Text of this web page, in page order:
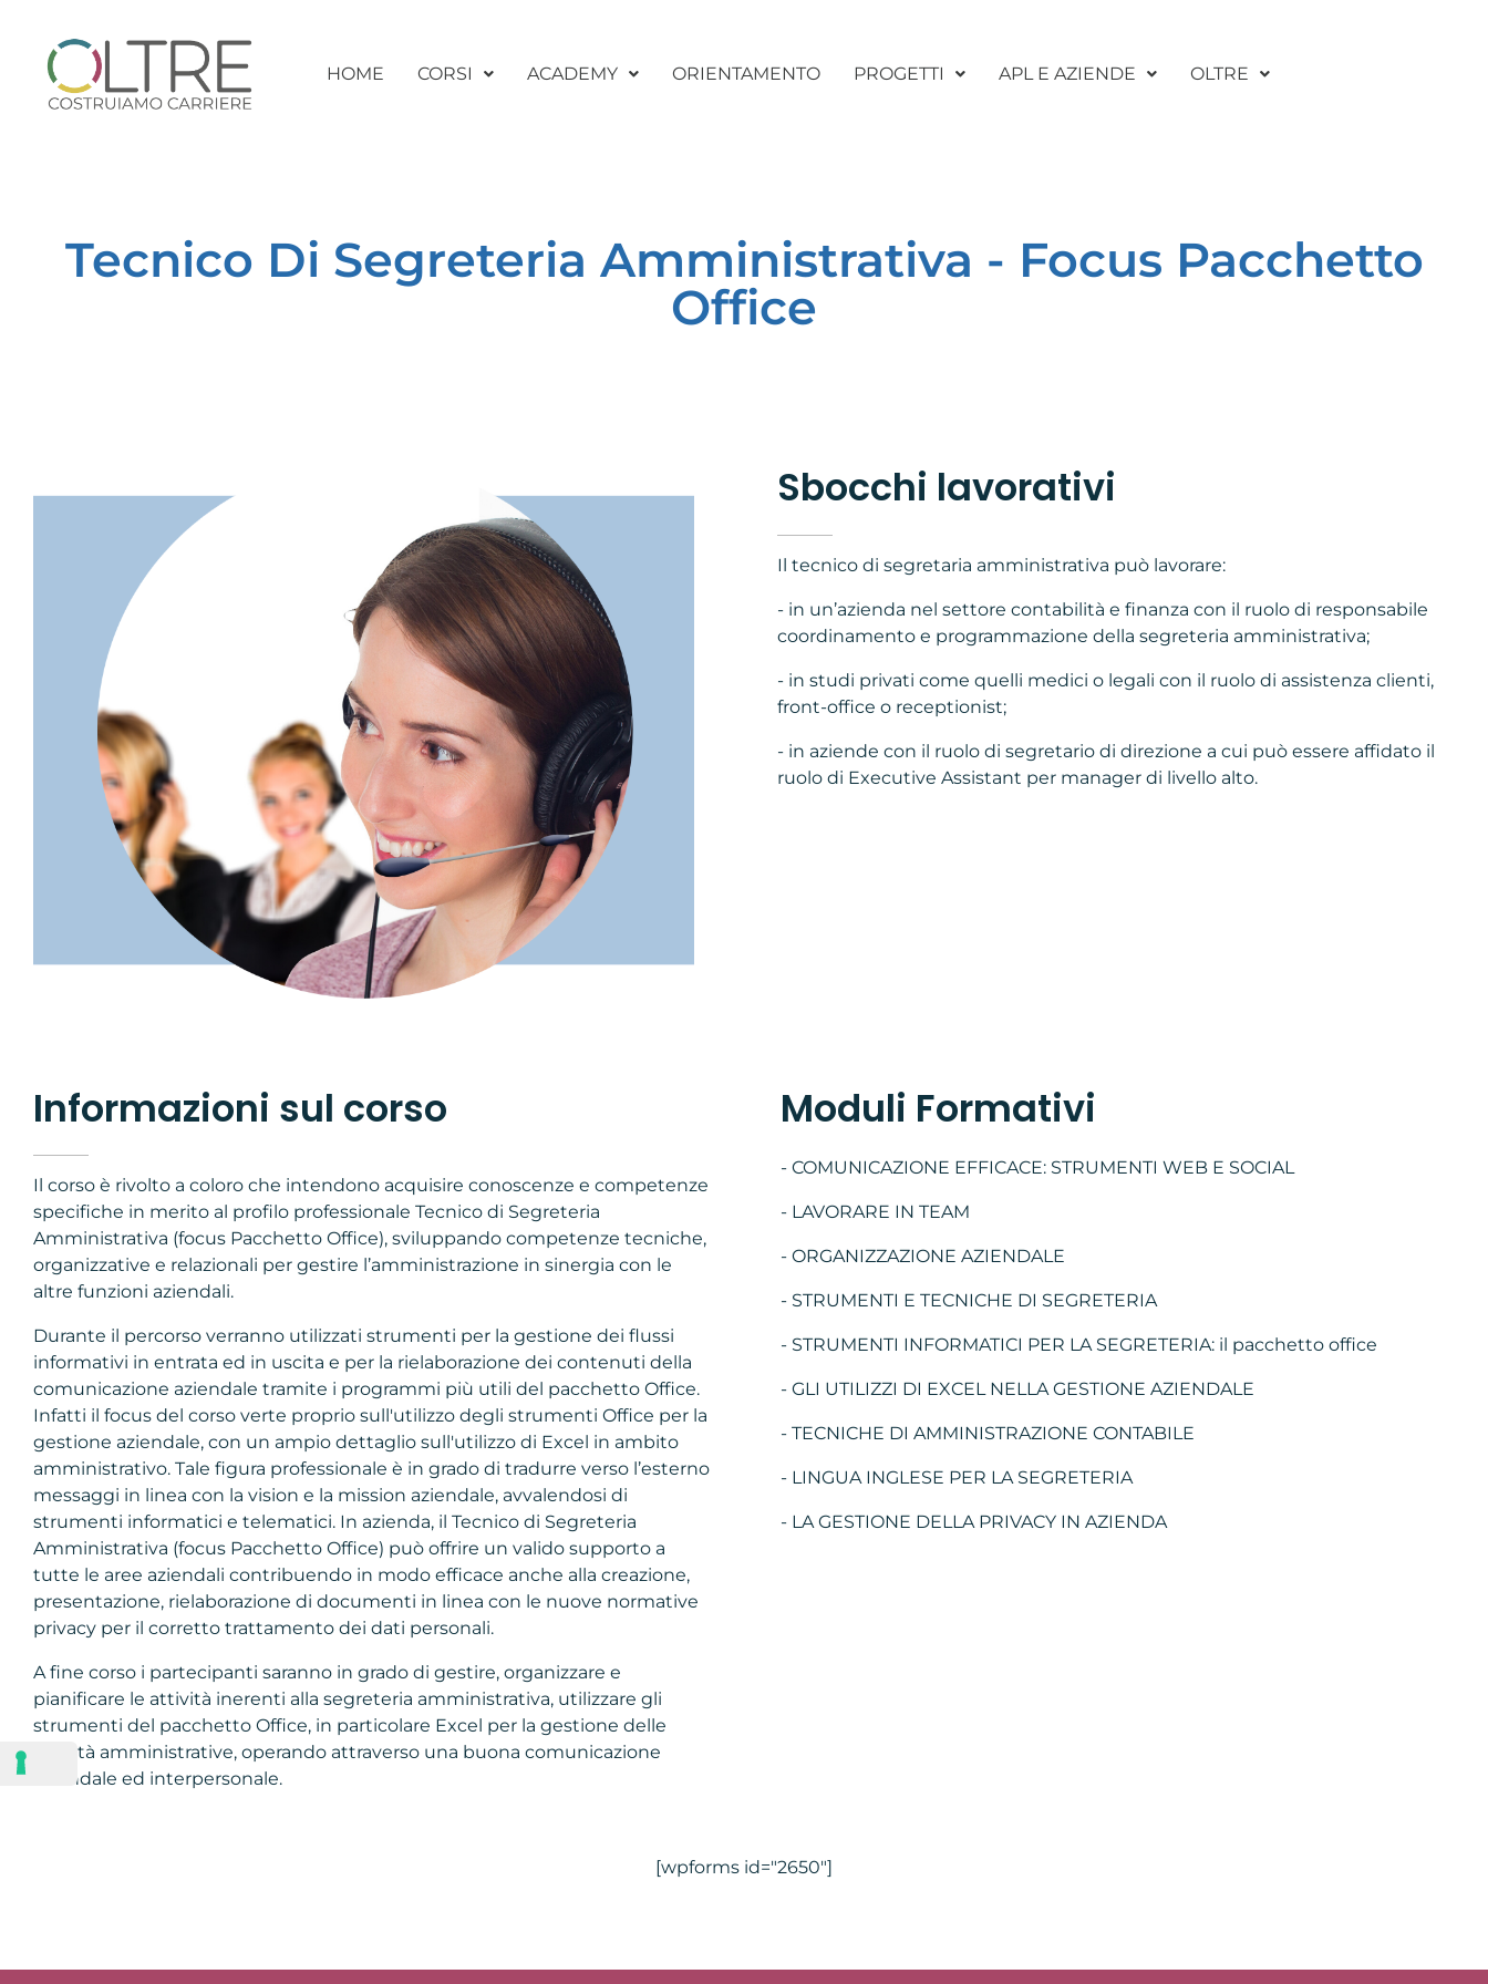
HOME CORSI ACADEMY ORIENTAMENTO PROGETTI APL E AZIENDE OLTRE
Tecnico Di Segreteria Amministrativa - Focus Pacchetto
Office
Sbocchi lavorativi
Il tecnico di segretaria amministrativa può lavorare:
- in un’azienda nel settore contabilità e finanza con il ruolo di responsabile
coordinamento e programmazione della segreteria amministrativa;
- in studi privati come quelli medici o legali con il ruolo di assistenza clienti,
front-office o receptionist;
- in aziende con il ruolo di segretario di direzione a cui può essere affidato il
ruolo di Executive Assistant per manager di livello alto.
Informazioni sul corso
Il corso è rivolto a coloro che intendono acquisire conoscenze e competenze
specifiche in merito al profilo professionale Tecnico di Segreteria
Amministrativa (focus Pacchetto Office), sviluppando competenze tecniche,
organizzative e relazionali per gestire l’amministrazione in sinergia con le
altre funzioni aziendali.
Durante il percorso verranno utilizzati strumenti per la gestione dei flussi
informativi in entrata ed in uscita e per la rielaborazione dei contenuti della
comunicazione aziendale tramite i programmi più utili del pacchetto Office.
Infatti il focus del corso verte proprio sull'utilizzo degli strumenti Office per la
gestione aziendale, con un ampio dettaglio sull'utilizzo di Excel in ambito
amministrativo. Tale figura professionale è in grado di tradurre verso l’esterno
messaggi in linea con la vision e la mission aziendale, avvalendosi di
strumenti informatici e telematici. In azienda, il Tecnico di Segreteria
Amministrativa (focus Pacchetto Office) può offrire un valido supporto a
tutte le aree aziendali contribuendo in modo efficace anche alla creazione,
presentazione, rielaborazione di documenti in linea con le nuove normative
privacy per il corretto trattamento dei dati personali.
A fine corso i partecipanti saranno in grado di gestire, organizzare e
pianificare le attività inerenti alla segreteria amministrativa, utilizzare gli
strumenti del pacchetto Office, in particolare Excel per la gestione delle
attività amministrative, operando attraverso una buona comunicazione
aziendale ed interpersonale.
Moduli Formativi
- COMUNICAZIONE EFFICACE: STRUMENTI WEB E SOCIAL
- LAVORARE IN TEAM
- ORGANIZZAZIONE AZIENDALE
- STRUMENTI E TECNICHE DI SEGRETERIA
- STRUMENTI INFORMATICI PER LA SEGRETERIA: il pacchetto office
- GLI UTILIZZI DI EXCEL NELLA GESTIONE AZIENDALE
- TECNICHE DI AMMINISTRAZIONE CONTABILE
- LINGUA INGLESE PER LA SEGRETERIA
- LA GESTIONE DELLA PRIVACY IN AZIENDA
[wpforms id="2650"]